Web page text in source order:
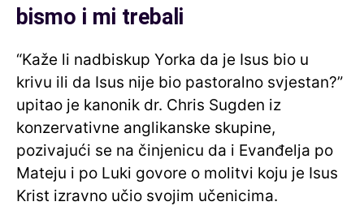
bismo i mi trebali
“Kaže li nadbiskup Yorka da je Isus bio u
krivu ili da Isus nije bio pastoralno svjestan?”
upitao je kanonik dr. Chris Sugden iz
konzervativne anglikanske skupine,
pozivajući se na činjenicu da i Evanđelja po
Mateju i po Luki govore o molitvi koju je Isus
Krist izravno učio svojim učenicima.